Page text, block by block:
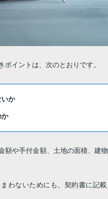
イントは、次のとおりです。
いか
か
額や手付金額、土地の面積、建
わないためにも、契約書に記